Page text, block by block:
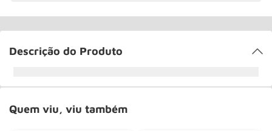
Descrição do Produto
Quem viu, viu também